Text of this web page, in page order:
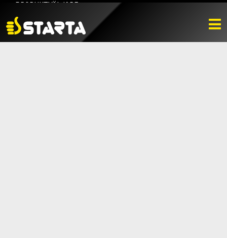
PRODUKTVÄLJARE
HITTA ÅTERFÖRSÄLJARE
NYHETER